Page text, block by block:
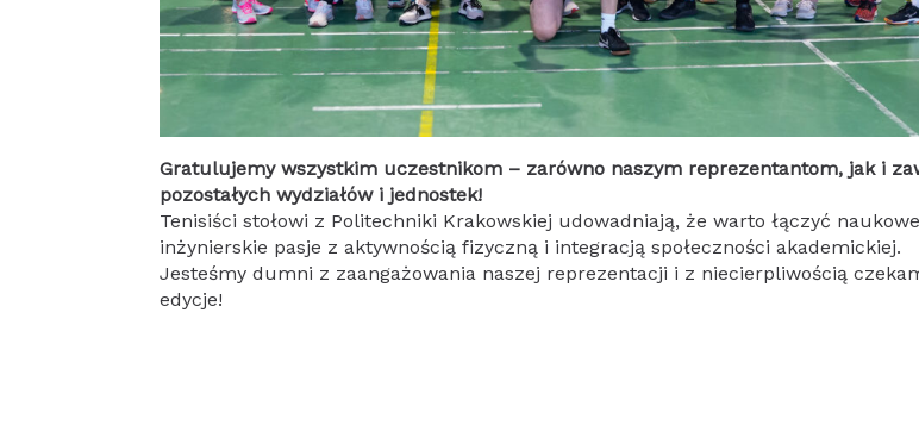
Gratulujemy wszystkim uczestnikom – zarówno naszym reprezentantom, jak i
pozostałych wydziałów i jednostek!
Tenisiści stołowi z Politechniki Krakowskiej udowadniają, że warto łączyć
inżynierskie pasje z aktywnością fizyczną i integracją społeczności akademickiej.
Jesteśmy dumni z zaangażowania naszej reprezentacji i z niecierpliwością
edycje!